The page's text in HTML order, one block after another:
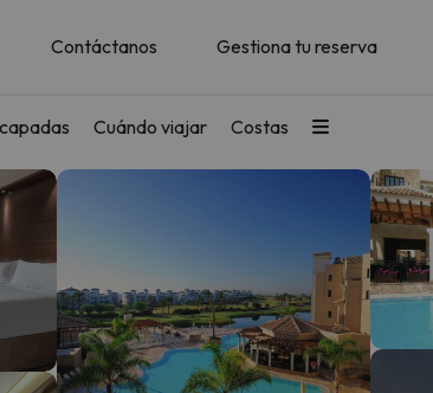
Contáctanos Gestiona tu reserva
Cuándo viajar Costas